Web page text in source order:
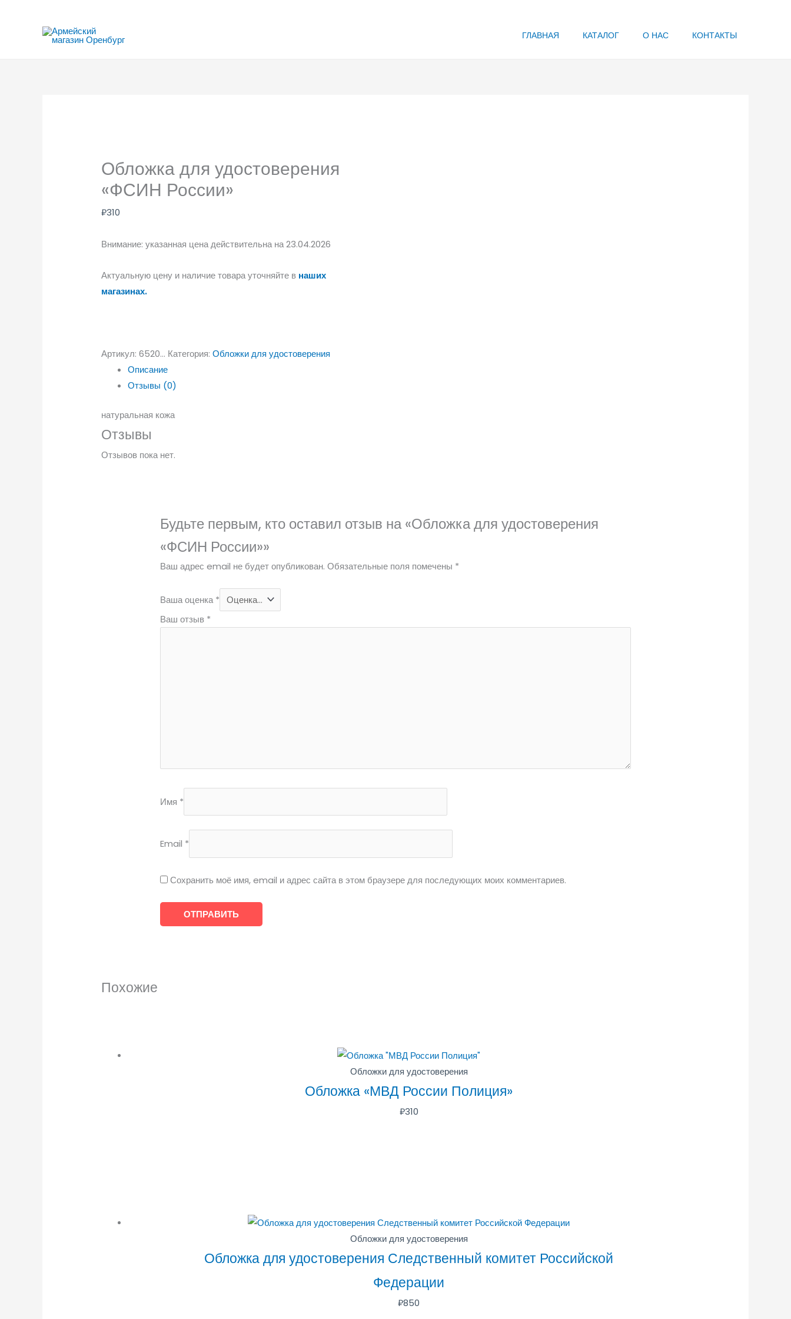
содержимому
ГЛАВНАЯ КАТАЛОГ О НАС КОНТАКТЫ
Обложка для удостоверения
«ФСИН России»
₽310
Внимание: указанная цена действительна на 23.04.2026
Актуальную цену и наличие товара уточняйте в наших
магазинах.
Артикул:6520... Категория:Обложки для удостоверения
Описание
Отзывы (0)
натуральная кожа
Отзывы
Отзывов пока нет.
Будьте первым, кто оставил отзыв на «Обложка для удостоверения
«ФСИН России»»
Ваш адрес email не будет опубликован. Обязательные поля помечены *
Ваша оценка*
Ваш отзыв *
Имя *
Email *
Сохранить моё имя, email и адрес сайта в этом браузере для последующих моих комментариев.
Похожие
Обложки для удостоверения
Обложка «МВД России Полиция»
₽310
Обложки для удостоверения
Обложка для удостоверения Следственный комитет Российской
Федерации
₽850